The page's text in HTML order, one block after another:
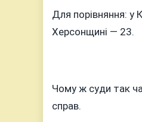
Для порівняння: у
Херсонщині — 23.
Чому ж суди так
справ.